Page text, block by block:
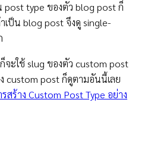
post type ของตัว blog post ก็
เป็น blog post จึงดู single-
ะใช้ slug ของตัว custom post
custom post ก็ดูตามอันนี้เลย
สร้าง Custom Post Type อย่าง